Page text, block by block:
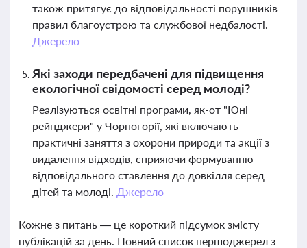
також притягує до відповідальності порушників
правил благоустрою та службової недбалості.
Джерело
Які заходи передбачені для підвищення
екологічної свідомості серед молоді?
Реалізуються освітні програми, як-от "Юні
рейнджери" у Чорногорії, які включають
практичні заняття з охорони природи та акції з
видалення відходів, сприяючи формуванню
відповідального ставлення до довкілля серед
дітей та молоді. Джерело
Кожне з питань — це короткий підсумок змісту
публікацій за день. Повний список першоджерел з